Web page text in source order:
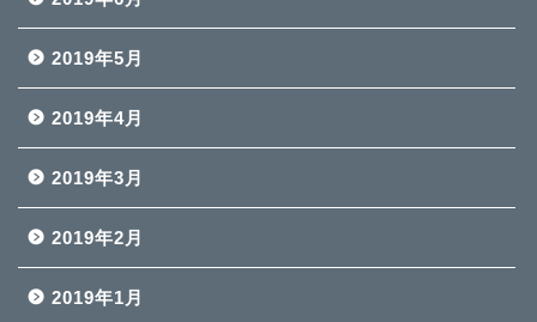
2019年5月
2019年4月
2019年3月
2019年2月
2019年1月